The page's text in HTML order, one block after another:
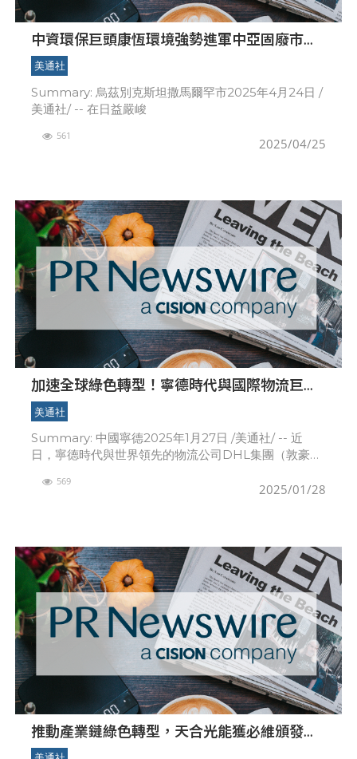
中資環保巨頭康恆環境強勢進軍中亞固廢市
場，助力全球綠色轉型
美通社
Summary: 烏茲別克斯坦撒馬爾罕市2025年4月24日 /
美通社/ -- 在日益嚴峻
2025/04/25
561
加速全球綠色轉型！寧德時代與國際物流巨頭
DHL簽約
美通社
Summary: 中國寧德2025年1月27日 /美通社/ -- 近
日，寧德時代與世界領先的物流公司DHL集團（敦豪集
2025/01/28
569
推動產業鏈綠色轉型，天合光能獲必維頒發綠
色供應鏈引領獎